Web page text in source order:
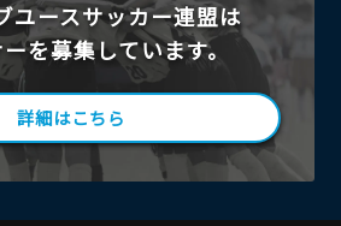
ユースサッカー連盟は
を募集しています。
詳細はこちら